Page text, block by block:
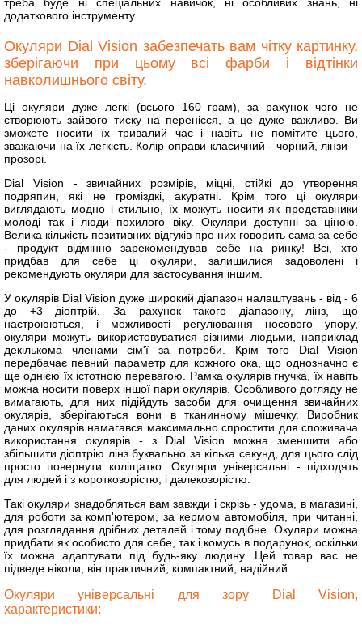
треба буде ні спеціальних навичок, ні особливих знань, ні
додаткового інструменту.
Окуляри Dial Vision забезпечать вам чітку картинку,
зберігаючи при цьому всі фарби і відтінки
навколишнього світу.
Ці окуляри дуже легкі (всього 160 грам), за рахунок чого не
створюють зайвого тиску на перенісся, а це дуже важливо. Ви
зможете носити їх тривалий час і навіть не помітите цього,
зважаючи на їх легкість. Колір оправи класичний - чорний, лінзи –
прозорі.
Dial Vision - звичайних розмірів, міцні, стійкі до утворення
подряпин, які не громіздкі, акуратні. Крім того ці окуляри
виглядають модно і стильно, їх можуть носити як представники
молоді так і люди похилого віку. Окуляри доступні за ціною.
Велика кількість позитивних відгуків про них говорить сама за себе
- продукт відмінно зарекомендував себе на ринку! Всі, хто
придбав для себе ці окуляри, залишилися задоволені і
рекомендують окуляри для застосування іншим.
У окулярів Dial Vision дуже широкий діапазон налаштувань - від - 6
до +3 діоптрій. За рахунок такого діапазону, лінз, що
настроюються, і можливості регулювання носового упору,
окуляри можуть використовуватися різними людьми, наприклад
декількома членами сім'ї за потреби. Крім того Dial Vision
передбачає певний параметр для кожного ока, що однозначно є
ще однією їх істотною перевагою. Рамка окулярів гнучка, їх навіть
можна носити поверх іншої пари окулярів. Особливого догляду не
вимагають, для них підійдуть засоби для очищення звичайних
окулярів, зберігаються вони в тканинному мішечку. Виробник
даних окулярів намагався максимально спростити для споживача
використання окулярів - з Dial Vision можна зменшити або
збільшити діоптрію лінз буквально за кілька секунд, для цього слід
просто повернути коліщатко. Окуляри універсальні - підходять
для людей і з короткозорістю, і далекозорістю.
Такі окуляри знадобляться вам завжди і скрізь - удома, в магазині,
для роботи за комп'ютером, за кермом автомобіля, при читанні,
для розглядання дрібних деталей і тому подібне. Окуляри можна
придбати як особисто для себе, так і комусь в подарунок, оскільки
їх можна адаптувати під будь-яку людину. Цей товар вас не
підведе ніколи, він практичний, компактний, надійний.
Окуляри універсальні для зору Dial Vision,
характеристики: